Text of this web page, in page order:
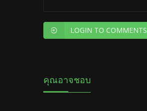
LOGIN TO COMMENTS
คุณอาจชอบ